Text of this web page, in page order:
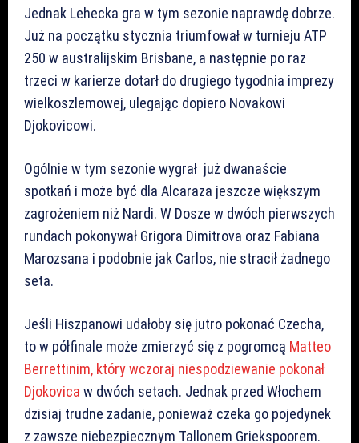
Jednak Lehecka gra w tym sezonie naprawdę dobrze.
Już na początku stycznia triumfował w turnieju ATP
250 w australijskim Brisbane, a następnie po raz
trzeci w karierze dotarł do drugiego tygodnia imprezy
wielkoszlemowej, ulegając dopiero Novakowi
Djokovicowi.
Ogólnie w tym sezonie wygrał już dwanaście
spotkań i może być dla Alcaraza jeszcze większym
zagrożeniem niż Nardi. W Dosze w dwóch pierwszych
rundach pokonywał Grigora Dimitrova oraz Fabiana
Marozsana i podobnie jak Carlos, nie stracił żadnego
seta.
Jeśli Hiszpanowi udałoby się jutro pokonać Czecha,
to w półfinale może zmierzyć się z pogromcą Matteo
Berrettinim, który wczoraj niespodziewanie pokonał
Djokovica w dwóch setach. Jednak przed Włochem
dzisiaj trudne zadanie, ponieważ czeka go pojedynek
z zawsze niebezpiecznym Tallonem Griekspoorem.